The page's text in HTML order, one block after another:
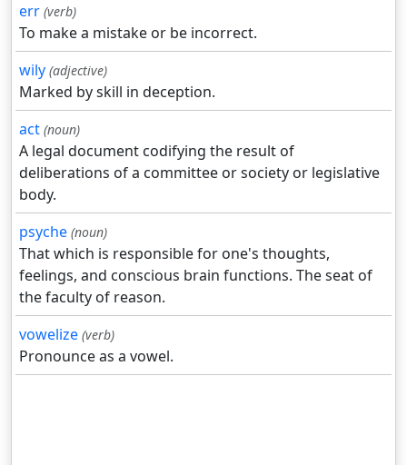
err (verb)
To make a mistake or be incorrect.
wily (adjective)
Marked by skill in deception.
act (noun)
A legal document codifying the result of
deliberations of a committee or society or legislative
body.
psyche (noun)
That which is responsible for one's thoughts,
feelings, and conscious brain functions. The seat of
the faculty of reason.
vowelize (verb)
Pronounce as a vowel.